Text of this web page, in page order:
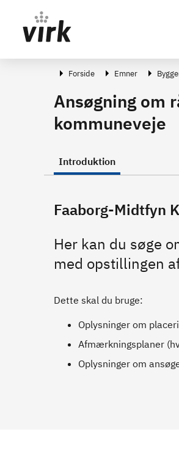
Forside Emner
Ansøgning om
kommuneveje
Introduktion
Faaborg-Midtfyn
Her kan du søge
med opstillingen
Dette skal du bruge:
Oplysninger om
Afmærkningsplaner
Oplysninger om